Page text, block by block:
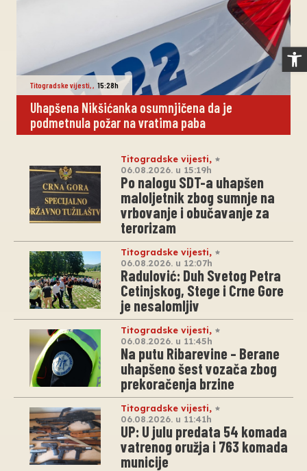
Titogradske vijesti 15:28h
Uhapšena Nikšićanka osumnjičena da je
podmetnula požar na vratima paba
Titogradske vijesti,
06.08.2026. u 15:19h
Po nalogu SDT-a uhapšen
maloljetnik zbog sumnje na
vrbovanje i obučavanje za
terorizam
Titogradske vijesti,
06.08.2026. u 12:07h
Radulović: Duh Svetog Petra
Cetinjskog, Stege i Crne Gore
je nesalomljiv
Titogradske vijesti,
06.08.2026. u 11:45h
Na putu Ribarevine – Berane
uhapšeno šest vozača zbog
prekoračenja brzine
Titogradske vijesti,
06.08.2026. u 11:41h
UP: U julu predata 54 komada
vatrenog oružja i 763 komada
municije